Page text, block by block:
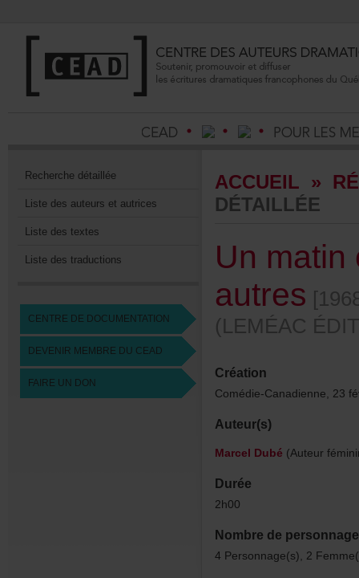
Recherchedétaillée
Listedesauteursetautrices
Listedestextes
Listedestraductions
CENTREDEDOCUMENTATION
DEVENIRMEMBREDUCEAD
FAIREUNDON
ACCUEIL »
DÉTAILLÉE
autres
Création
Comédie-
Auteur(s)
MarcelDubé
Durée
2h00